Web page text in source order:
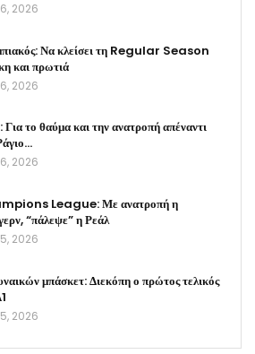
2026
Να κλείσει τη Regular Season
και πρωτιά
2026
το θαύμα και την ανατροπή απέναντι
2026
League: Με ανατροπή η
“πάλεψε” η Ρεάλ
2026
μπάσκετ: Διεκόπη ο πρώτος τελικός
2026